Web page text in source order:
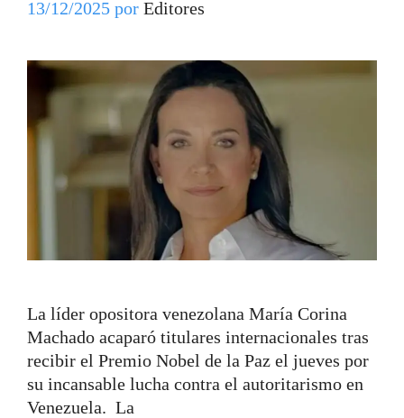
13/12/2025 por Editores
La líder opositora venezolana María Corina
Machado acaparó titulares internacionales tras
recibir el Premio Nobel de la Paz el jueves por
su incansable lucha contra el autoritarismo en
Venezuela. La